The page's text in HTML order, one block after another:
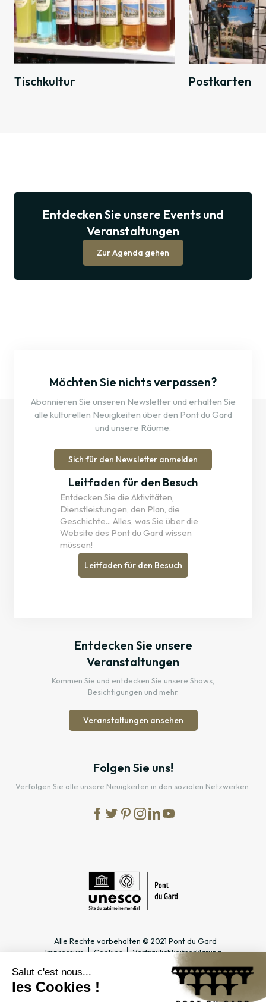
Tischkultur Postkarten
Entdecken
Entdecken Sie unsere Events und
Veranstaltungen
Zur Agenda gehen
Möchten Sie nichts verpassen?
Abonnieren Sie unseren Newsletter und erhalten Sie
alle kulturellen Neuigkeiten über den Pont du Gard
und unsere Räume.
Sich für den Newsletter anmelden
Leitfaden für den Besuch
Entdecken Sie die Aktivitäten,
Dienstleistungen, den Plan, die
Geschichte... Alles, was Sie über die
Website des Pont du Gard wissen
müssen!
Leitfaden für den Besuch
Entdecken Sie unsere
Veranstaltungen
Kommen Sie und entdecken Sie unsere Shows,
Besichtigungen und mehr.
Veranstaltungen ansehen
Folgen Sie uns!
Verfolgen Sie alle unsere Neuigkeiten in den sozialen Netzwerken.
Alle Rechte vorbehalten © 2021 Pont du Gard
Impressum
Cookies Vertraulichkeitserklärung
PRAKTISCHE INFOS
SPEZIALBEREICHE